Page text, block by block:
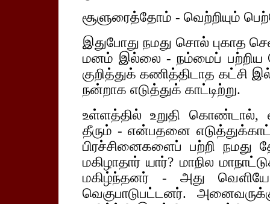
சூளுரைத்தோம் - வெற்றியும்
இதுபோது நமது சொல் புகாத
மனம் இல்லை - நம்மைப் பற்றிய
குறித்துக் கணித்திடாத கட்சி
நன்றாக எடுத்துக் காட்டிற்று.
உள்ளத்தில் உறுதி கொண்டால்,
தீரும் - என்பதனை
பிரச்சினைகளைப் பற்றி நமது
மகிழாதார் யார்? மாநில
மகிழ்ந்தனர் - அது வெளியே
வெகுபாடுபட்டனர்.